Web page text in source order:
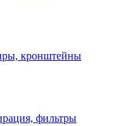
кронштейны
фильтры